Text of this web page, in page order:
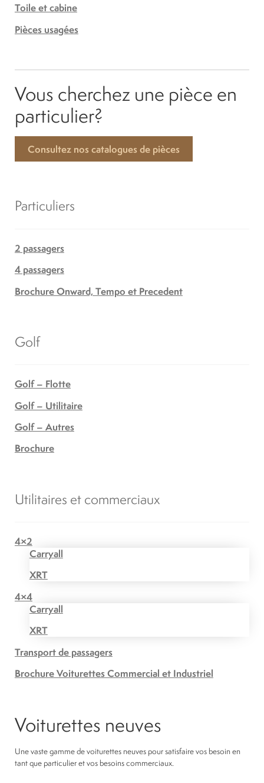
Toile et cabine
Pièces usagées
Vous cherchez une pièce en
particulier?
Consultez nos catalogues de pièces
Particuliers
2 passagers
4 passagers
Brochure Onward, Tempo et Precedent
Golf
Golf – Flotte
Golf – Utilitaire
Golf – Autres
Brochure
Utilitaires et commerciaux
4×2
Carryall
XRT
4×4
Carryall
XRT
Transport de passagers
Brochure Voiturettes Commercial et Industriel
Voiturettes neuves
Une vaste gamme de voiturettes neuves pour satisfaire vos besoin en
tant que particulier et vos besoins commerciaux.